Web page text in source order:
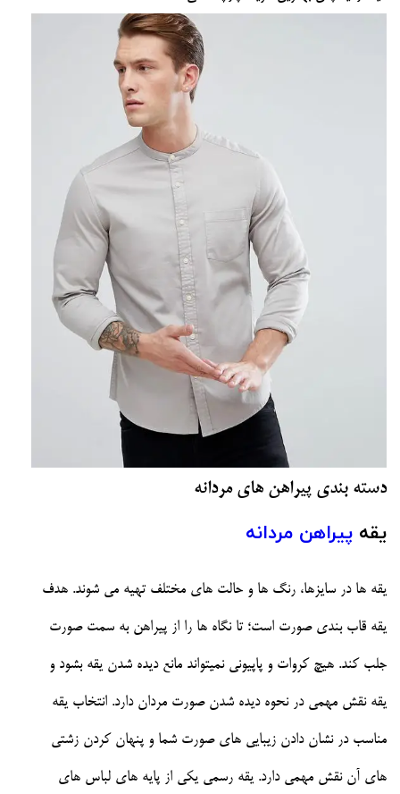
دسته بندی پیراهن های مردانه
یقه پیراهن مردانه
یقه ها در سایزها، رنگ ها و حالت های مختلف تهیه می شوند. هدف
یقه قاب بندی صورت است؛ تا نگاه ها را از پیراهن به سمت صورت
جلب کند. هیچ کروات و پاپیونی نمیتواند مانع دیده شدن یقه بشود و
یقه نقش مهمی در نحوه دیده شدن صورت مردان دارد. انتخاب یقه
مناسب در نشان دادن زیبایی های صورت شما و پنهان کردن زشتی
های آن نقش مهمی دارد. یقه رسمی یکی از پایه های لباس های